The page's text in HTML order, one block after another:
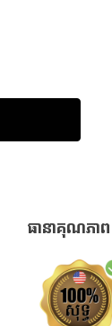
ធានាគុណភាព